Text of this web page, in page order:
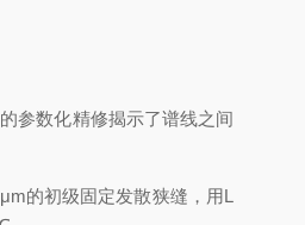
参数化精修揭示了谱线之间
的初级固定发散狭缝，用L